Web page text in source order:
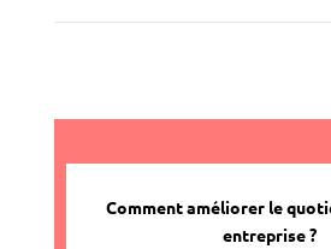
Comment améliorer le
entreprise ?